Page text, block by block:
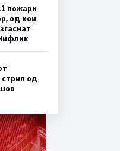
пожари
од кои
од